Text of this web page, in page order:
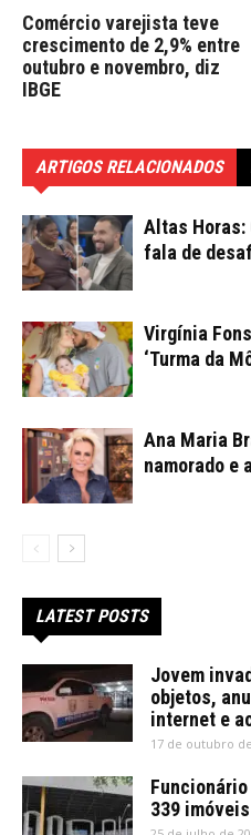
Comércio varejista teve
crescimento de 2,9% entre
outubro e novembro, diz
IBGE
ARTIGOS RELACIONADOS
Altas Horas:
fala de
Virgínia
‘Turma da
Ana Maria
namorado e
LATEST POSTS
Jovem
objetos,
internet e
17 de outubro
339